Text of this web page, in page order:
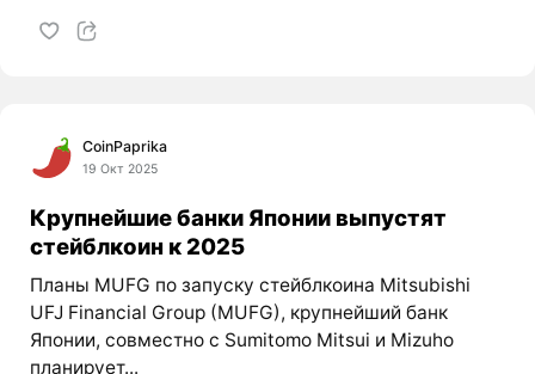
CoinPaprika
19 Окт 2025
Крупнейшие банки Японии выпустят
стейблкоин к 2025
Планы MUFG по запуску стейблкоина Mitsubishi
UFJ Financial Group (MUFG), крупнейший банк
Японии, совместно с Sumitomo Mitsui и Mizuho
планирует...